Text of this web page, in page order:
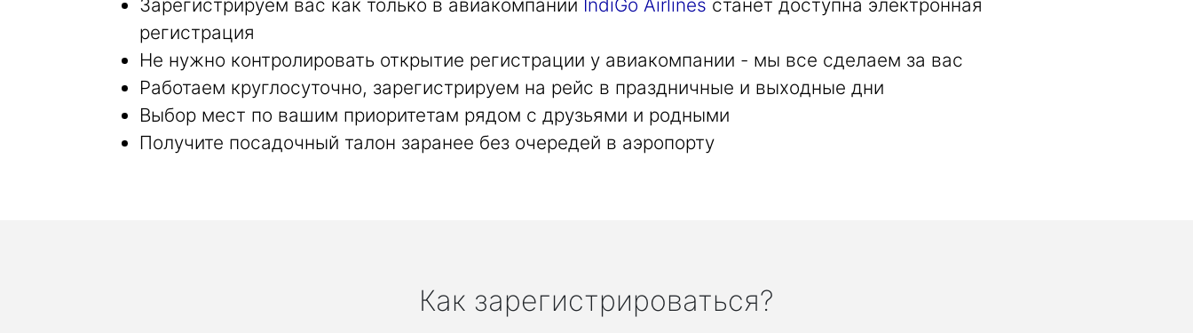
Зарегистрируем вас как только в авиакомпании IndiGo Airlines станет доступна электронная
регистрация
Не нужно контролировать открытие регистрации у авиакомпании - мы все сделаем за вас
Работаем круглосуточно, зарегистрируем на рейс в праздничные и выходные дни
Выбор мест по вашим приоритетам рядом с друзьями и родными
Получите посадочный талон заранее без очередей в аэропорту
Как зарегистрироваться?